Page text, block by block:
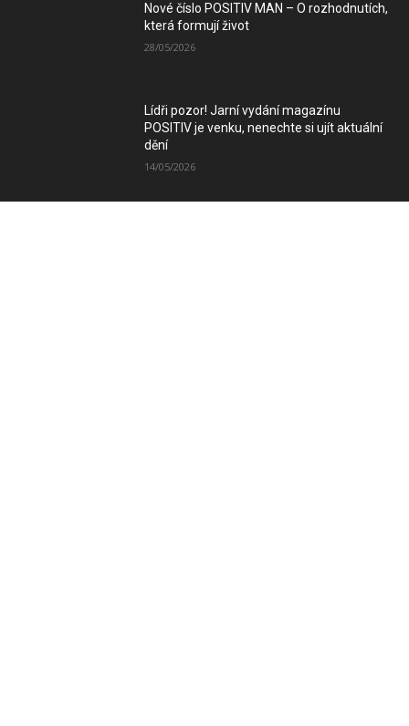
Nové číslo POSITIV MAN – O rozhodnutích,
která formují život
28/05/2026
Lídři pozor! Jarní vydání magazínu
POSITIV je venku, nenechte si ujít aktuální
dění
14/05/2026